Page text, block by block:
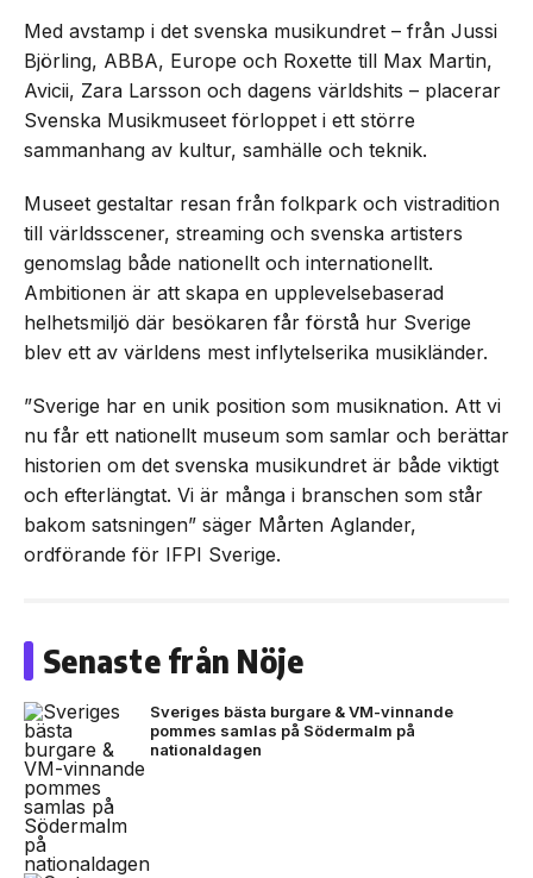
Med avstamp i det svenska musikundret – från Jussi
Björling, ABBA, Europe och Roxette till Max Martin,
Avicii, Zara Larsson och dagens världshits – placerar
Svenska Musikmuseet förloppet i ett större
sammanhang av kultur, samhälle och teknik.
Museet gestaltar resan från folkpark och vistradition
till världsscener, streaming och svenska artisters
genomslag både nationellt och internationellt.
Ambitionen är att skapa en upplevelsebaserad
helhetsmiljö där besökaren får förstå hur Sverige
blev ett av världens mest inflytelserika musikländer.
”Sverige har en unik position som musiknation. Att vi
nu får ett nationellt museum som samlar och berättar
historien om det svenska musikundret är både viktigt
och efterlängtat. Vi är många i branschen som står
bakom satsningen” säger Mårten Aglander,
ordförande för IFPI Sverige.
Senaste från Nöje
Sveriges bästa burgare & VM-vinnande
pommes samlas på Södermalm på
nationaldagen